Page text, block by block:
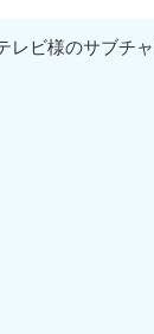
レビ様のサブチ